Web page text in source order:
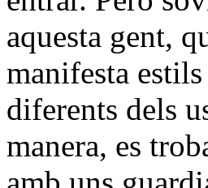
aquesta gent,
manifesta estils
diferents dels
manera, es